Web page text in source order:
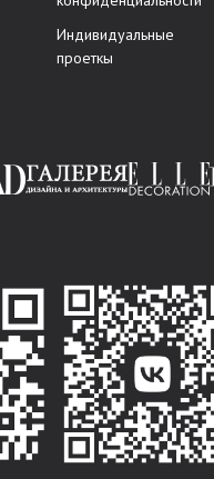
Индивидуальные
проеткы